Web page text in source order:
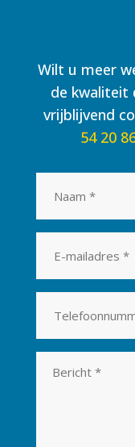
Wilt u meer
de kwaliteit
vrijblijvend
54 20
mailadres *